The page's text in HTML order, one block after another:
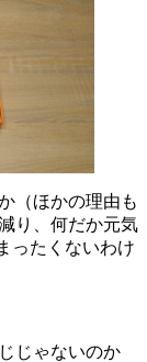
（ほかの理由も
り、何だか元気
ったくないわけ
じゃないのか